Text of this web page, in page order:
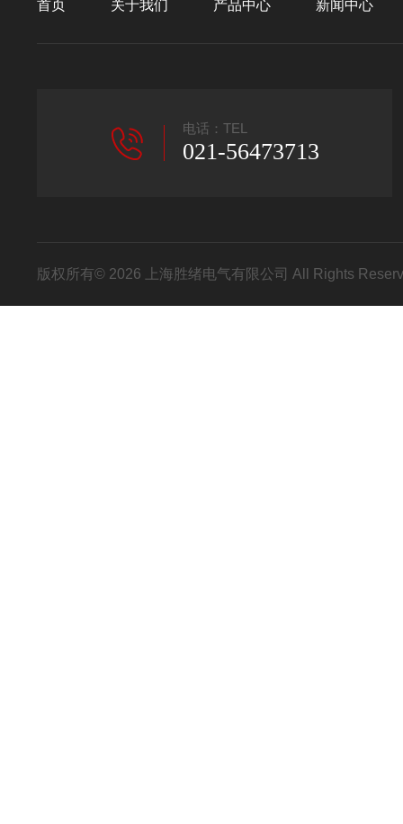
首页 关于我们 产品中心 新闻中心
电话：TEL
021-56473713
版权所有© 2026 上海胜绪电气有限公司 All Rights